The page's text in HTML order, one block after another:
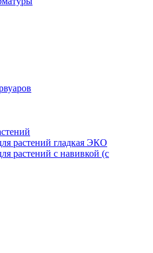
растений гладкая ЭКО
растений с навивкой (с